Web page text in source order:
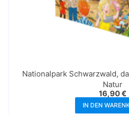
Nationalpark Schwarzwald,
Natur
16,90€
IN DEN